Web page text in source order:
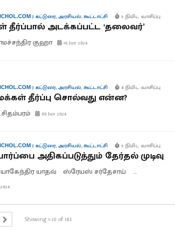
| கட்டுரை,அரசியல்,கூட்டாட்சி 5 நிமிட வாசிப்பு
தீர்ப்பால் அடக்கப்பட்ட ‘தலைவர்’
குஹா 16 Jun 2024
| கட்டுரை,அரசியல்,கூட்டாட்சி 4 நிமிட வாசிப்பு
மக்கள் தீர்ப்பு சொல்வது என்ன?
09 Jun 2024
| கட்டுரை,அரசியல்,கூட்டாட்சி 5 நிமிட வாசிப்பு
அதிகப்படுத்தும் தேர்தல் முடிவு
யாதவ் ஸ்ரேயஸ் சர்தேசாய் ராகுல் சாஸ்த்ரி
Showing 1-10 of 183